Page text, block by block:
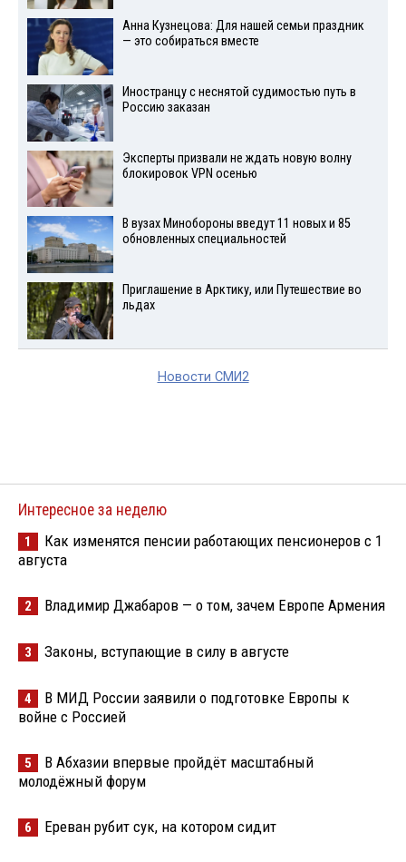
Анна Кузнецова: Для нашей семьи праздник
— это собираться вместе
Иностранцу с неснятой судимостью путь в
Россию заказан
Эксперты призвали не ждать новую волну
блокировок VPN осенью
В вузах Минобороны введут 11 новых и 85
обновленных специальностей
Приглашение в Арктику, или Путешествие во
льдах
Новости СМИ2
Интересное за неделю
1
Как изменятся пенсии работающих пенсионеров с 1
августа
2 Владимир Джабаров — о том, зачем Европе Армения
3 Законы, вступающие в силу в августе
4
В МИД России заявили о подготовке Европы к
войне с Россией
5
В Абхазии впервые пройдёт масштабный
молодёжный форум
6 Ереван рубит сук, на котором сидит